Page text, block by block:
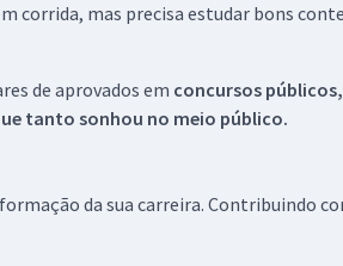
corrida, mas precisa estudar bons
de aprovados em concursos
tanto sonhou no meio público.
da sua carreira. Contribuindo